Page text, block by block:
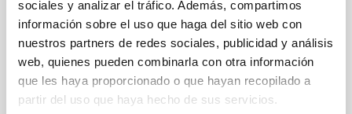
sociales y analizar el tráfico. Además, compartimos
información sobre el uso que haga del sitio web con
nuestros partners de redes sociales, publicidad y análisis
web, quienes pueden combinarla con otra información
que les haya proporcionado o que hayan recopilado a
partir del uso que haya hecho de sus servicios.
Se convoca proceso selectivo para el ingreso, como
personal laboral fijo, de un puesto de trabajo con la
categoría profesional de Técnico/a de Taller, acogido
al Convenio y que tendrá, entre otras